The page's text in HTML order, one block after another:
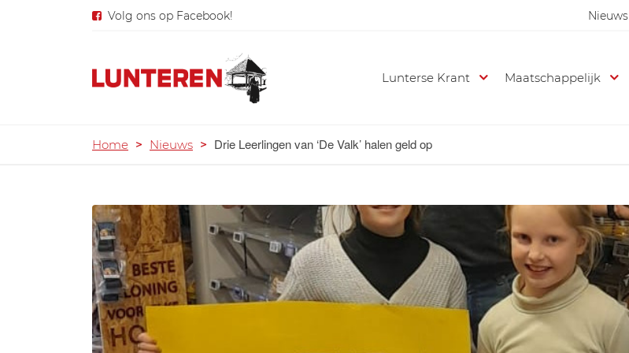
Nieuws
Volg ons op Facebook!
Lunterse Krant Maatschappelijk
Home > Nieuws > Drie Leerlingen van ‘De Valk’ halen geld op